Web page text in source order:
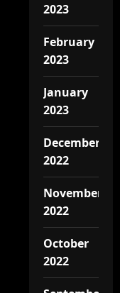
2023
February
2023
January
2023
December
2022
November
2022
October
2022